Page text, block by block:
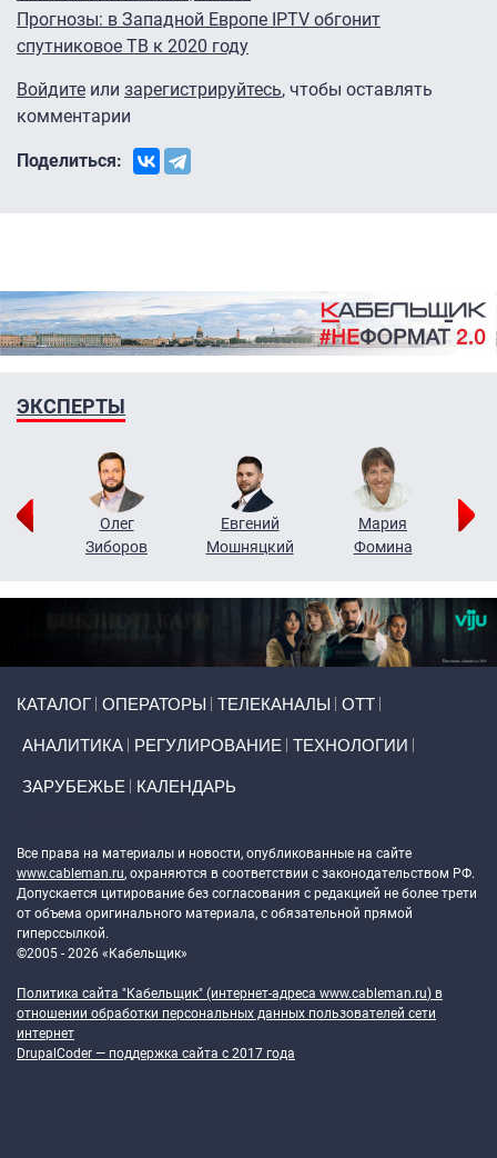
Прогнозы: в Западной Европе IPTV обгонит
спутниковое ТВ к 2020 году
Войдите или зарегистрируйтесь, чтобы оставлять
комментарии
Поделиться:
ЭКСПЕРТЫ
Олег
Зиборов
Евгений
Мошняцкий
Мария
Фомина
КАТАЛОГ ОПЕРАТОРЫ ТЕЛЕКАНАЛЫ ОТТ
АНАЛИТИКА РЕГУЛИРОВАНИЕ ТЕХНОЛОГИИ
ЗАРУБЕЖЬЕ КАЛЕНДАРЬ
Все права на материалы и новости, опубликованные на сайте
www.cableman.ru, охраняются в соответствии с законодательством РФ.
Допускается цитирование без согласования с редакцией не более трети
от объема оригинального материала, с обязательной прямой
гиперссылкой.
©2005 - 2026 «Кабельщик»
Политика сайта "Кабельщик" (интернет-адреса www.cableman.ru) в
отношении обработки персональных данных пользователей сети
интернет
DrupalCoder — поддержка сайта c 2017 года